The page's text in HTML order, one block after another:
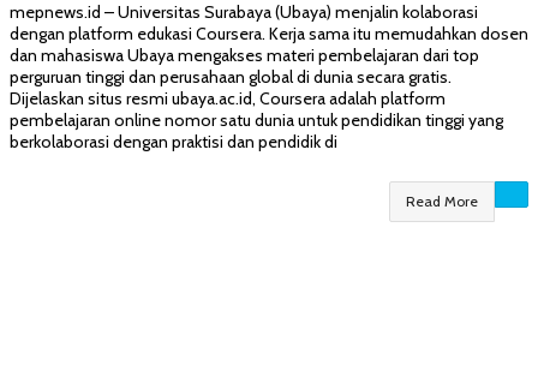
mepnews.id – Universitas Surabaya (Ubaya) menjalin kolaborasi
dengan platform edukasi Coursera. Kerja sama itu memudahkan dosen
dan mahasiswa Ubaya mengakses materi pembelajaran dari top
perguruan tinggi dan perusahaan global di dunia secara gratis.
Dijelaskan situs resmi ubaya.ac.id, Coursera adalah platform
pembelajaran online nomor satu dunia untuk pendidikan tinggi yang
berkolaborasi dengan praktisi dan pendidik di
Read More